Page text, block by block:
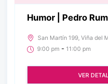
Humor | Pedro
San Martín 199, Viña del
9:00 pm - 11:00 pm
VER